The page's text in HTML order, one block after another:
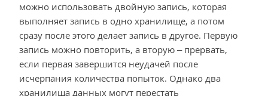
можно использовать двойную запись, которая
выполняет запись в одно хранилище, а потом
сразу после этого делает запись в другое. Первую
запись можно повторить, а вторую – прервать,
если первая завершится неудачей после
исчерпания количества попыток. Однако два
хранилища данных могут перестать